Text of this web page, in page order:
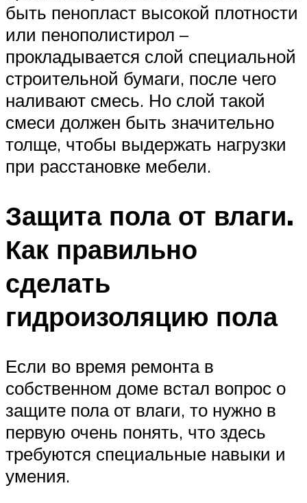
быть пенопласт высокой плотности
или пенополистирол –
прокладывается слой специальной
строительной бумаги, после чего
наливают смесь. Но слой такой
смеси должен быть значительно
толще, чтобы выдержать нагрузки
при расстановке мебели.
Защита пола от влаги.
Как правильно
сделать
гидроизоляцию пола
Если во время ремонта в
собственном доме встал вопрос о
защите пола от влаги, то нужно в
первую очень понять, что здесь
требуются специальные навыки и
умения.